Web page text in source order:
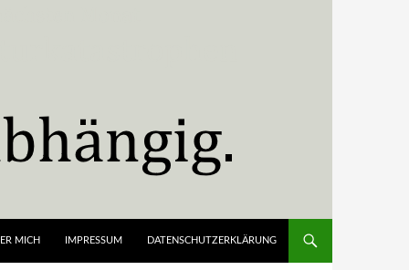
MICH IMPRESSUM DATENSCHUTZERKLÄRUNG